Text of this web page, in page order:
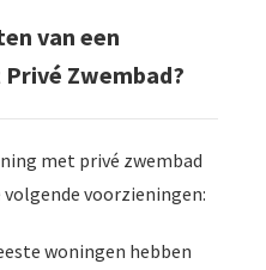
van een
Zwembad?
met privé zwembad
voorzieningen:
woningen hebben